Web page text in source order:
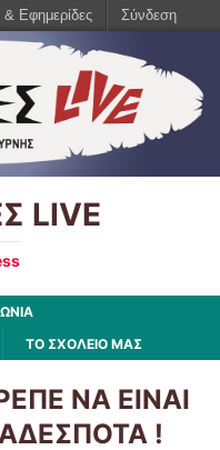
LIVE
ΤΟ ΣΧΟΛΕΙΟ ΜΑΣ
ΝΑ ΕΙΝΑΙ
!
& Εφημερίδες Σύνδεση